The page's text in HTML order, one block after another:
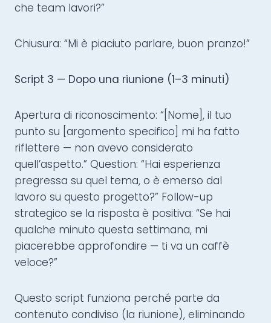
che team lavori?”
Chiusura: “Mi è piaciuto parlare, buon pranzo!”
Script 3 — Dopo una riunione (1–3 minuti)
Apertura di riconoscimento: “[Nome], il tuo
punto su [argomento specifico] mi ha fatto
riflettere — non avevo considerato
quell’aspetto.” Question: “Hai esperienza
pregressa su quel tema, o è emerso dal
lavoro su questo progetto?” Follow-up
strategico se la risposta è positiva: “Se hai
qualche minuto questa settimana, mi
piacerebbe approfondire — ti va un caffè
veloce?”
Questo script funziona perché parte da
contenuto condiviso (la riunione), eliminando